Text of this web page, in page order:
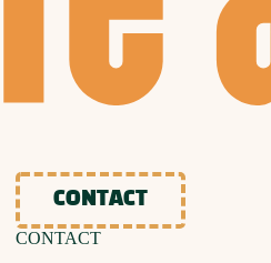
CONTACT
CONTACT